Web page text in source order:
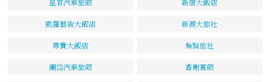
凱羅藝術大飯店 新源大旅社
尊貴大飯店 集賢旅社
潮岱汽車旅館 香榭賓館